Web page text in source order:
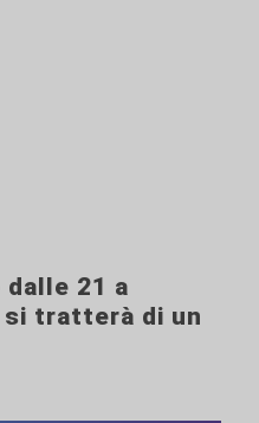
21 a
si tratterà di un